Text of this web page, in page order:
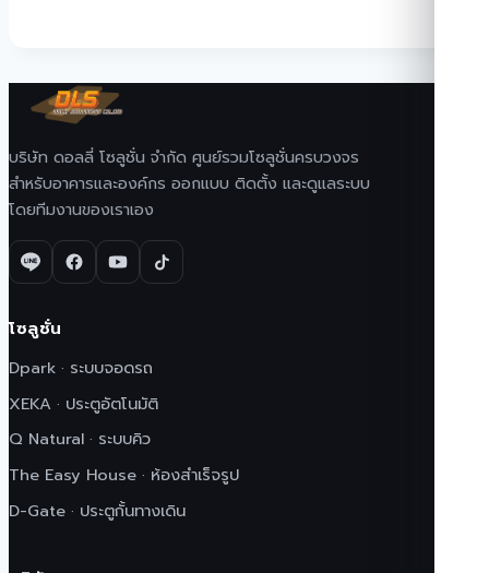
บริษัท ดอลลี่ โซลูชั่น จำกัด ศูนย์รวมโซลูชั่นครบวงจร
สำหรับอาคารและองค์กร ออกแบบ ติดตั้ง และดูแลระบบ
โดยทีมงานของเราเอง
โซลูชั่น
Dpark · ระบบจอดรถ
XEKA · ประตูอัตโนมัติ
Q Natural · ระบบคิว
The Easy House · ห้องสำเร็จรูป
D-Gate · ประตูกั้นทางเดิน